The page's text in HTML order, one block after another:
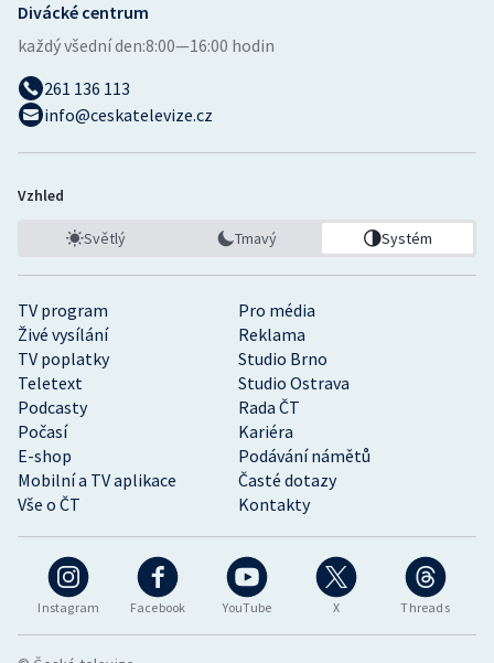
Instagram Facebook YouTube X Threads
TV program
Pro média
Živé vysílání
Reklama
TV poplatky
Studio Brno
Teletext
Studio Ostrava
Podcasty
Rada ČT
Počasí
Kariéra
E-shop
Podávání námětů
Mobilní a TV aplikace
Časté dotazy
Vše o ČT
Kontakty
Divácké centrum
každý všední den:8:00—16:00 hodin
261 136 113
info@ceskatelevize.cz
Vzhled
Světlý Tmavý Systém